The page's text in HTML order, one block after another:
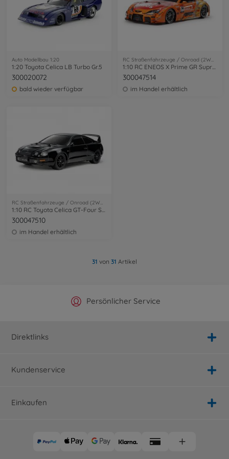
Auto Modellbau 1:20
1:20 Toyota Celica LB Turbo Gr.5
300020072
bald wieder verfügbar
RC Straßenfahrzeuge / Onroad (2WD/4WD)
300047514
im Handel erhältlich
RC Straßenfahrzeuge / Onroad (2WD/4WD)
1:10 RC Toyota Celica GT-Four ST205 sw.TT-02
300047510
im Handel erhältlich
31 von 31 Artikel
Offizieller Hersteller Shop
Persönlicher Service
Versandkostenfrei ab 25€
Schnelle Lieferung
Direktlinks
Kundenservice
Einkaufen